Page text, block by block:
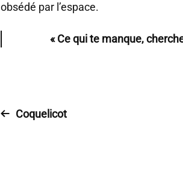
obsédé par l’espace.
« Ce qui te manque,
Coquelicot